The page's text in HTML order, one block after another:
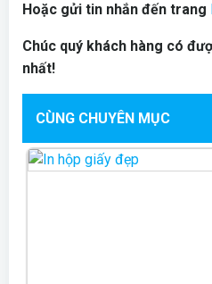
Hoặc gửi tin nhắn đến trang
Chúc quý khách hàng có
nhất!
CÙNG CHUYÊN MỤC